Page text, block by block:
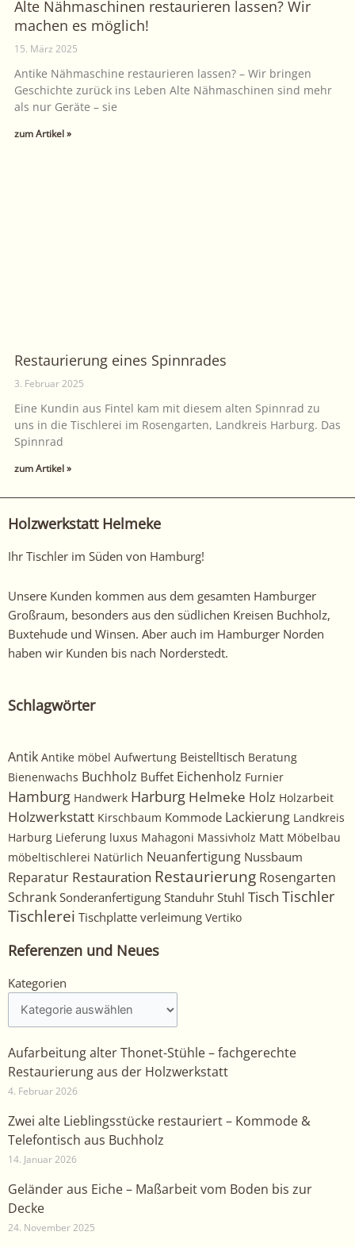
Alte Nähmaschinen restaurieren lassen? Wir
machen es möglich!
15. März 2025
Antike Nähmaschine restaurieren lassen? – Wir bringen
Geschichte zurück ins Leben Alte Nähmaschinen sind mehr
als nur Geräte – sie
zum Artikel »
Restaurierung eines Spinnrades
3. Februar 2025
Eine Kundin aus Fintel kam mit diesem alten Spinnrad zu
uns in die Tischlerei im Rosengarten, Landkreis Harburg. Das
Spinnrad
zum Artikel »
Holzwerkstatt Helmeke
Ihr Tischler im Süden von Hamburg!
Unsere Kunden kommen aus dem gesamten Hamburger
Großraum, besonders aus den südlichen Kreisen Buchholz,
Buxtehude und Winsen. Aber auch im Hamburger Norden
haben wir Kunden bis nach Norderstedt.
Schlagwörter
Antik Antike möbel Aufwertung Beistelltisch Beratung
Bienenwachs Buchholz Buffet Eichenholz Furnier
Hamburg Handwerk Harburg Helmeke Holz Holzarbeit
Holzwerkstatt Kirschbaum Kommode Lackierung Landkreis
Harburg Lieferung luxus Mahagoni Massivholz Matt Möbelbau
möbeltischlerei Natürlich Neuanfertigung Nussbaum
Reparatur Restauration Restaurierung Rosengarten
Schrank Sonderanfertigung Standuhr Stuhl Tisch Tischler
Tischlerei Tischplatte verleimung Vertiko
Referenzen und Neues
Kategorien
Kategorien
Aufarbeitung alter Thonet-Stühle – fachgerechte
Restaurierung aus der Holzwerkstatt
4. Februar 2026
Zwei alte Lieblingsstücke restauriert – Kommode &
Telefontisch aus Buchholz
14. Januar 2026
Geländer aus Eiche – Maßarbeit vom Boden bis zur
Decke
24. November 2025